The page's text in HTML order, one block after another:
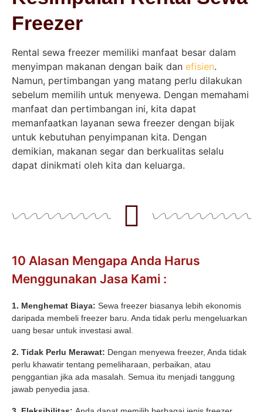
Freezer
Rental sewa freezer memiliki manfaat besar dalam
menyimpan makanan dengan baik dan efisien.
Namun, pertimbangan yang matang perlu dilakukan
sebelum memilih untuk menyewa. Dengan memahami
manfaat dan pertimbangan ini, kita dapat
memanfaatkan layanan sewa freezer dengan bijak
untuk kebutuhan penyimpanan kita. Dengan
demikian, makanan segar dan berkualitas selalu
dapat dinikmati oleh kita dan keluarga.
10 Alasan Mengapa Anda Harus
Menggunakan Jasa Kami :
1. Menghemat Biaya: Sewa freezer biasanya lebih ekonomis
daripada membeli freezer baru. Anda tidak perlu mengeluarkan
uang besar untuk investasi awal.
2. Tidak Perlu Merawat: Dengan menyewa freezer, Anda tidak
perlu khawatir tentang pemeliharaan, perbaikan, atau
penggantian jika ada masalah. Semua itu menjadi tanggung
jawab penyedia jasa.